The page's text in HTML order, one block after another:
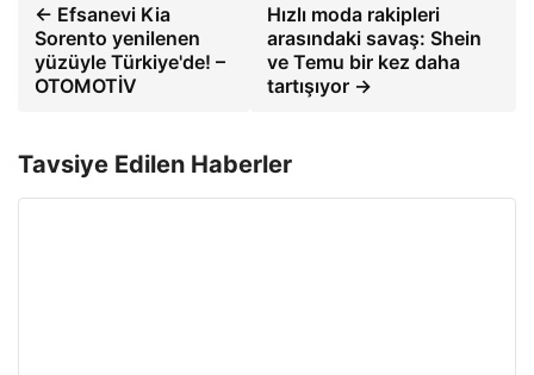
← Efsanevi Kia
Sorento yenilenen
yüzüyle Türkiye'de! –
OTOMOTİV
Hızlı moda rakipleri
arasındaki savaş: Shein
ve Temu bir kez daha
tartışıyor →
Tavsiye Edilen Haberler